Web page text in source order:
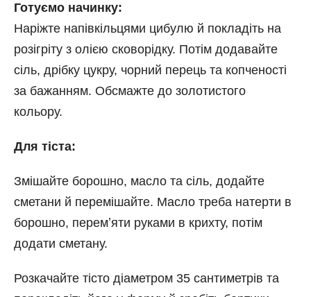
Готуємо начинку:
Наріжте напівкільцями цибулю й покладіть на
розігріту з олією сковорідку. Потім додавайте
сіль, дрібку цукру, чорний перець та копченості
за бажанням. Обсмажте до золотистого
кольору.
Для тіста:
Змішайте борошно, масло та сіль, додайте
сметани й перемішайте. Масло треба натерти в
борошно, перемʼяти руками в крихту, потім
додати сметану.
Розкачайте тісто діаметром 35 сантиметрів та